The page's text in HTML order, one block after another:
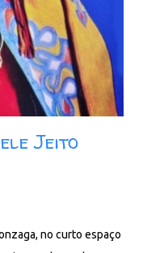
Dória,
É Joia 02. Vou De
Da Sereia - Quem
Jeito
no curto espaço